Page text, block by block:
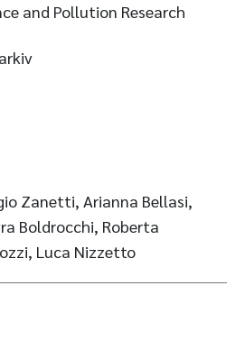
and Pollution Research
Zanetti, Arianna Bellasi,
Boldrocchi, Roberta
Luca Nizzetto